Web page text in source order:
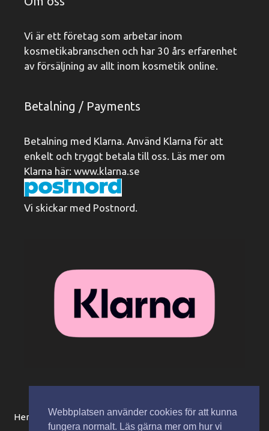
Webbplatsen använder cookies för att kunna
fungera normalt. Läs gärna mer om hur vi
Vi är ett företag som arbetar inom
kosmetikabranschen och har 30 års erfarenhet
av försäljning av allt inom kosmetik online.
Betalning / Payments
Betalning med Klarna. Använd Klarna för att
enkelt och tryggt betala till oss. Läs mer om
Klarna här: www.klarna.se
Vi skickar med Postnord.
Hem Beställningsinformation / köpvillkor
Mitt konto